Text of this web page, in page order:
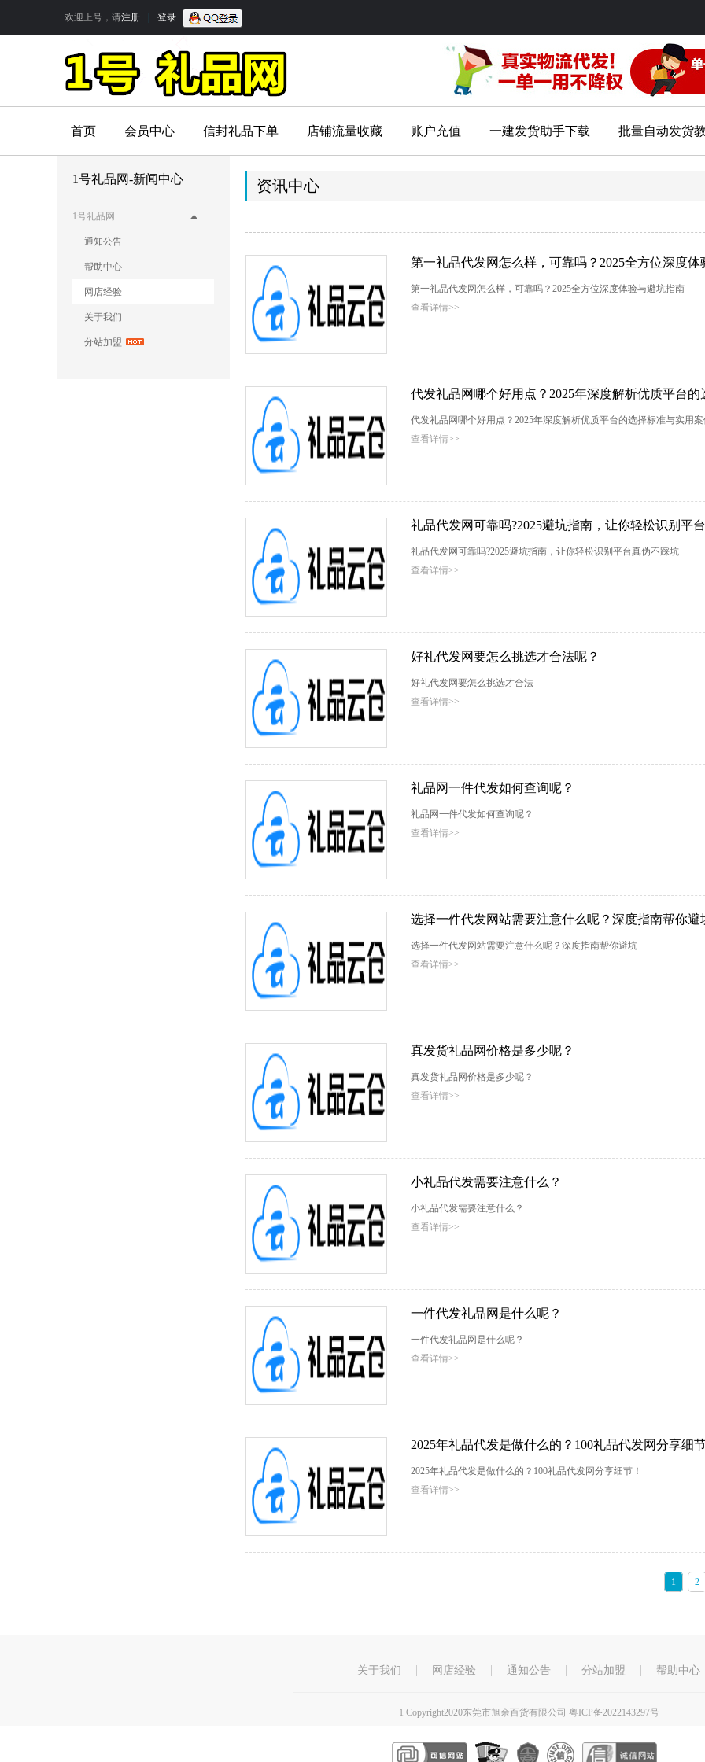
欢迎上号，请注册 登录
首页 会员中心 信封礼品下单 店铺流量收藏 账户充值 一建发货助手下载 批量自动发货
1号礼品网-新闻中心
1号礼品网
通知公告
帮助中心
网店经验
关于我们
分站加盟
资讯中心
第一礼品代发网怎么样，可靠吗？2025全方位深度体
第一礼品代发网怎么样，可靠吗？2025全方位深度体验与避坑指南
查看详情>>
代发礼品网哪个好用点？2025年深度解析优质平台
代发礼品网哪个好用点？2025年深度解析优质平台的选择标准与实用
查看详情>>
礼品代发网可靠吗?2025避坑指南，让你轻松识别平
礼品代发网可靠吗?2025避坑指南，让你轻松识别平台真伪不踩坑
查看详情>>
好礼代发网要怎么挑选才合法呢？
好礼代发网要怎么挑选才合法
查看详情>>
礼品网一件代发如何查询呢？
礼品网一件代发如何查询呢？
查看详情>>
选择一件代发网站需要注意什么呢？深度指南帮你避
选择一件代发网站需要注意什么呢？深度指南帮你避坑
查看详情>>
真发货礼品网价格是多少呢？
真发货礼品网价格是多少呢？
查看详情>>
小礼品代发需要注意什么？
小礼品代发需要注意什么？
查看详情>>
一件代发礼品网是什么呢？
一件代发礼品网是什么呢？
查看详情>>
2025年礼品代发是做什么的？100礼品代发网分享细
2025年礼品代发是做什么的？100礼品代发网分享细节！
查看详情>>
1 2
关于我们 网店经验 通知公告 分站加盟 帮助中心
1 Copyright2020东莞市旭余百货有限公司 粤ICP备2022143297号